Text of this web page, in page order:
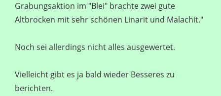
Grabungsaktion im "Blei" brachte zwei gute
Altbrocken mit sehr schönen Linarit und Malachit."
Noch sei allerdings nicht alles ausgewertet.
Vielleicht gibt es ja bald wieder Besseres zu
berichten.